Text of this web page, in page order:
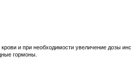
и при необходимости увеличение дозы
гормоны.